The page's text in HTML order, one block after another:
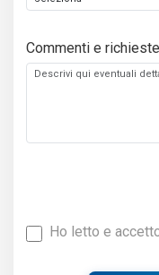
Commenti e
Ho letto e